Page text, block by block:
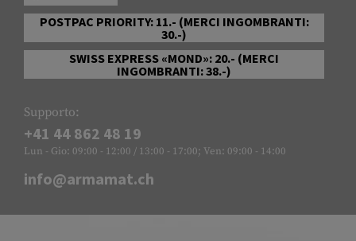
POSTPAC PRIORITY: 11.- (MERCI INGOMBRANTI:
30.-)
SWISS EXPRESS «MOND»: 20.- (MERCI
INGOMBRANTI: 38.-)
Supporto:
+41 44 862 48 19
Lun - Gio: 09:00 - 12:00 / 13:00 - 17:00; Ven: 09:00 - 14:00
info@armamat.ch